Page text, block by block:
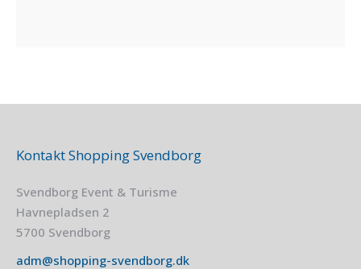
Kontakt Shopping Svendborg
Svendborg Event & Turisme
Havnepladsen 2
5700 Svendborg
adm@shopping-svendborg.dk